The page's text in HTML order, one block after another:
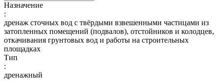
Назначение
:
дренаж сточных вод с твёрдыми взвешенными частицами из
затопленных помещений (подвалов), отстойников и колодцев,
откачивания грунтовых вод и работы на строительных
площадках
Тип
:
дренажный